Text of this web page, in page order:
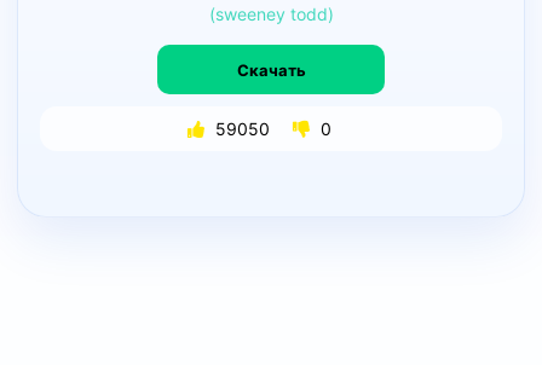
(sweeney todd)
Скачать
59050 0